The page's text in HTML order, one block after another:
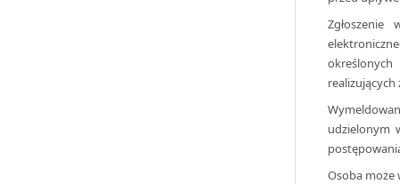
realizujących
udzielonym
Osoba może